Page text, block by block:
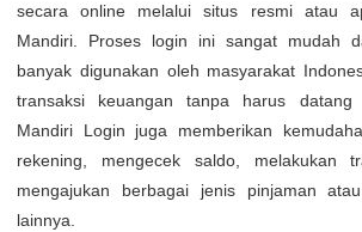
secara online melalui situs resmi atau
Mandiri. Proses login ini sangat mudah
banyak digunakan oleh masyarakat
transaksi keuangan tanpa harus
Mandiri Login juga memberikan
rekening, mengecek saldo, melakukan
mengajukan berbagai jenis pinjaman
lainnya.